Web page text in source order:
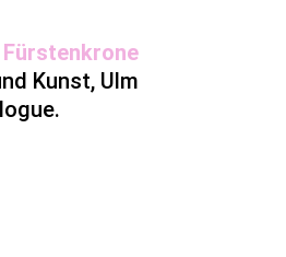
Kunst, Ulm